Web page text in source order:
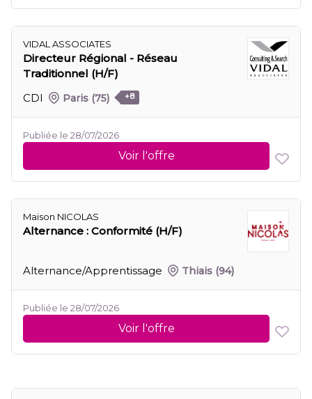
VIDAL ASSOCIATES
Directeur Régional - Réseau
Traditionnel (H/F)
CDI
Paris (75) +8
Publiée le 28/07/2026
Voir l'offre
Maison NICOLAS
Alternance : Conformité (H/F)
Alternance/Apprentissage Thiais (94)
Publiée le 28/07/2026
Voir l'offre